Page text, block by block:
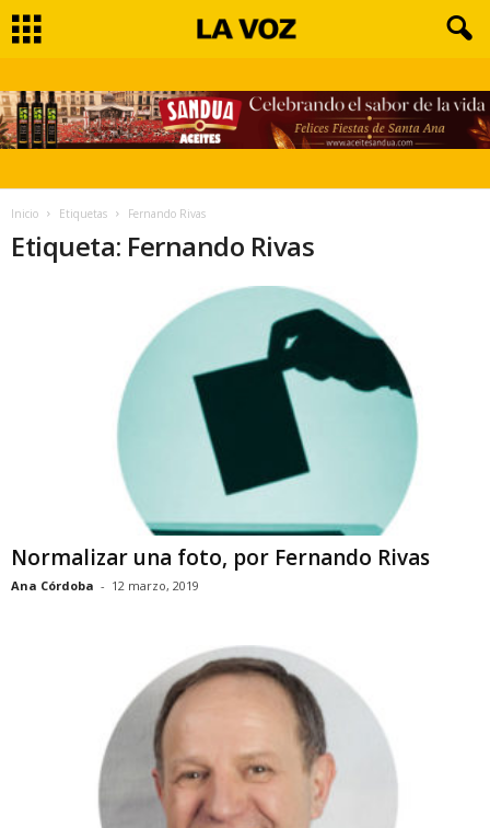
Inicio Etiquetas Fernando Rivas
Etiqueta: Fernando Rivas
Normalizar una foto, por Fernando Rivas
Ana Córdoba - 12 marzo, 2019